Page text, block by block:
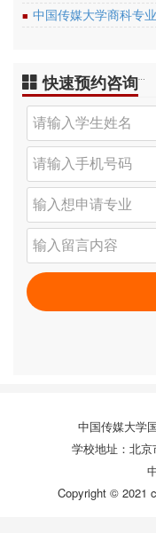
■ 中国传媒大学商科专
快速预约咨询
中国传媒大学
学校地址：北
Copyright © 2021